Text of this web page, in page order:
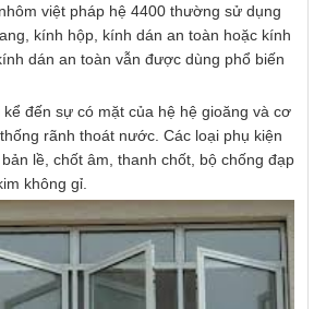
việt pháp hệ 4400 thường sử dụng
kính hộp, kính dán an toàn hoặc kính
dán an toàn vẫn được dùng phổ biến
đến sự có mặt của hệ hệ gioăng và cơ
rãnh thoát nước. Các loại phụ kiện
lề, chốt âm, thanh chốt, bộ chống đạp
không gỉ.